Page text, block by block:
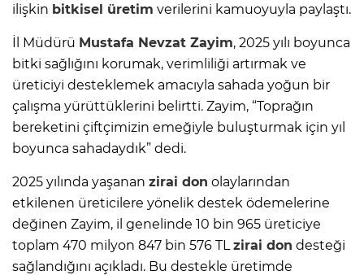
ilişkin bitkisel üretim verilerini kamuoyuyla paylaştı.
İl Müdürü Mustafa Nevzat Zayim, 2025 yılı boyunca
bitki sağlığını korumak, verimliliği artırmak ve
üreticiyi desteklemek amacıyla sahada yoğun bir
çalışma yürüttüklerini belirtti. Zayim, “Toprağın
bereketini çiftçimizin emeğiyle buluşturmak için yıl
boyunca sahadaydık” dedi.
2025 yılında yaşanan zirai don olaylarından
etkilenen üreticilere yönelik destek ödemelerine
değinen Zayim, il genelinde 10 bin 965 üreticiye
toplam 470 milyon 847 bin 576 TL zirai don desteği
sağlandığını açıkladı. Bu destekle üretimde